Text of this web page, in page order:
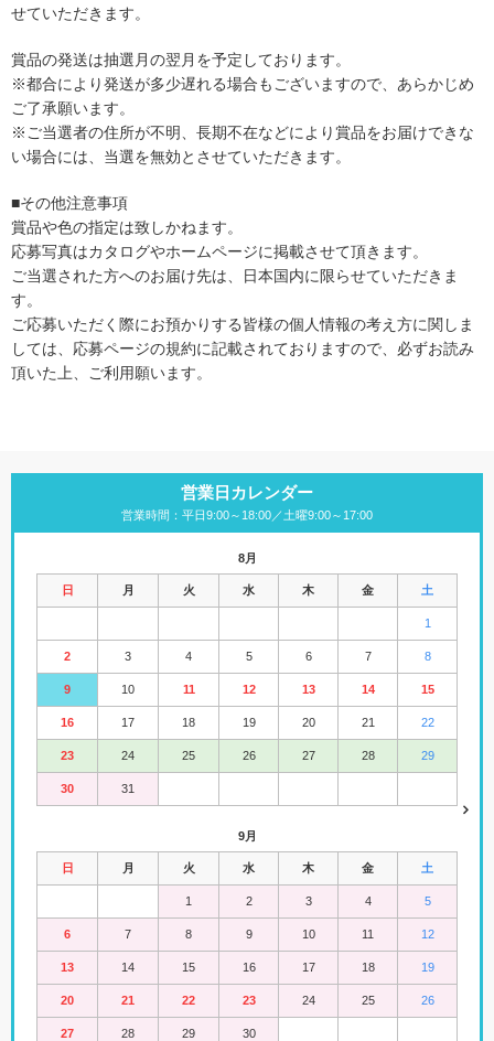
せていただきます。
賞品の発送は抽選月の翌月を予定しております。
※都合により発送が多少遅れる場合もございますので、あらかじめ
ご了承願います。
※ご当選者の住所が不明、長期不在などにより賞品をお届けできな
い場合には、当選を無効とさせていただきます。
■その他注意事項
賞品や色の指定は致しかねます。
応募写真はカタログやホームページに掲載させて頂きます。
ご当選された方へのお届け先は、日本国内に限らせていただきま
す。
ご応募いただく際にお預かりする皆様の個人情報の考え方に関しま
しては、応募ページの規約に記載されておりますので、必ずお読み
頂いた上、ご利用願います。
営業日カレンダー
営業時間：平日9:00～18:00／土曜9:00～17:00
8月
日 月 火 水 木 金 土
1
2 3 4 5 6 7 8
9 10 11 12 13 14 15
16 17 18 19 20 21 22
23 24 25 26 27 28 29
30 31
9月
日 月 火 水 木 金 土
1 2 3 4 5
6 7 8 9 10 11 12
13 14 15 16 17 18 19
20 21 22 23 24 25 26
27 28 29 30